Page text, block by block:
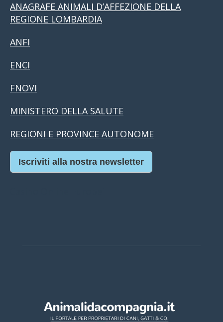
ANAGRAFE ANIMALI D’AFFEZIONE DELLA
REGIONE LOMBARDIA
ANFI
ENCI
FNOVI
MINISTERO DELLA SALUTE
REGIONI E PROVINCE AUTONOME
Iscriviti alla nostra newsletter